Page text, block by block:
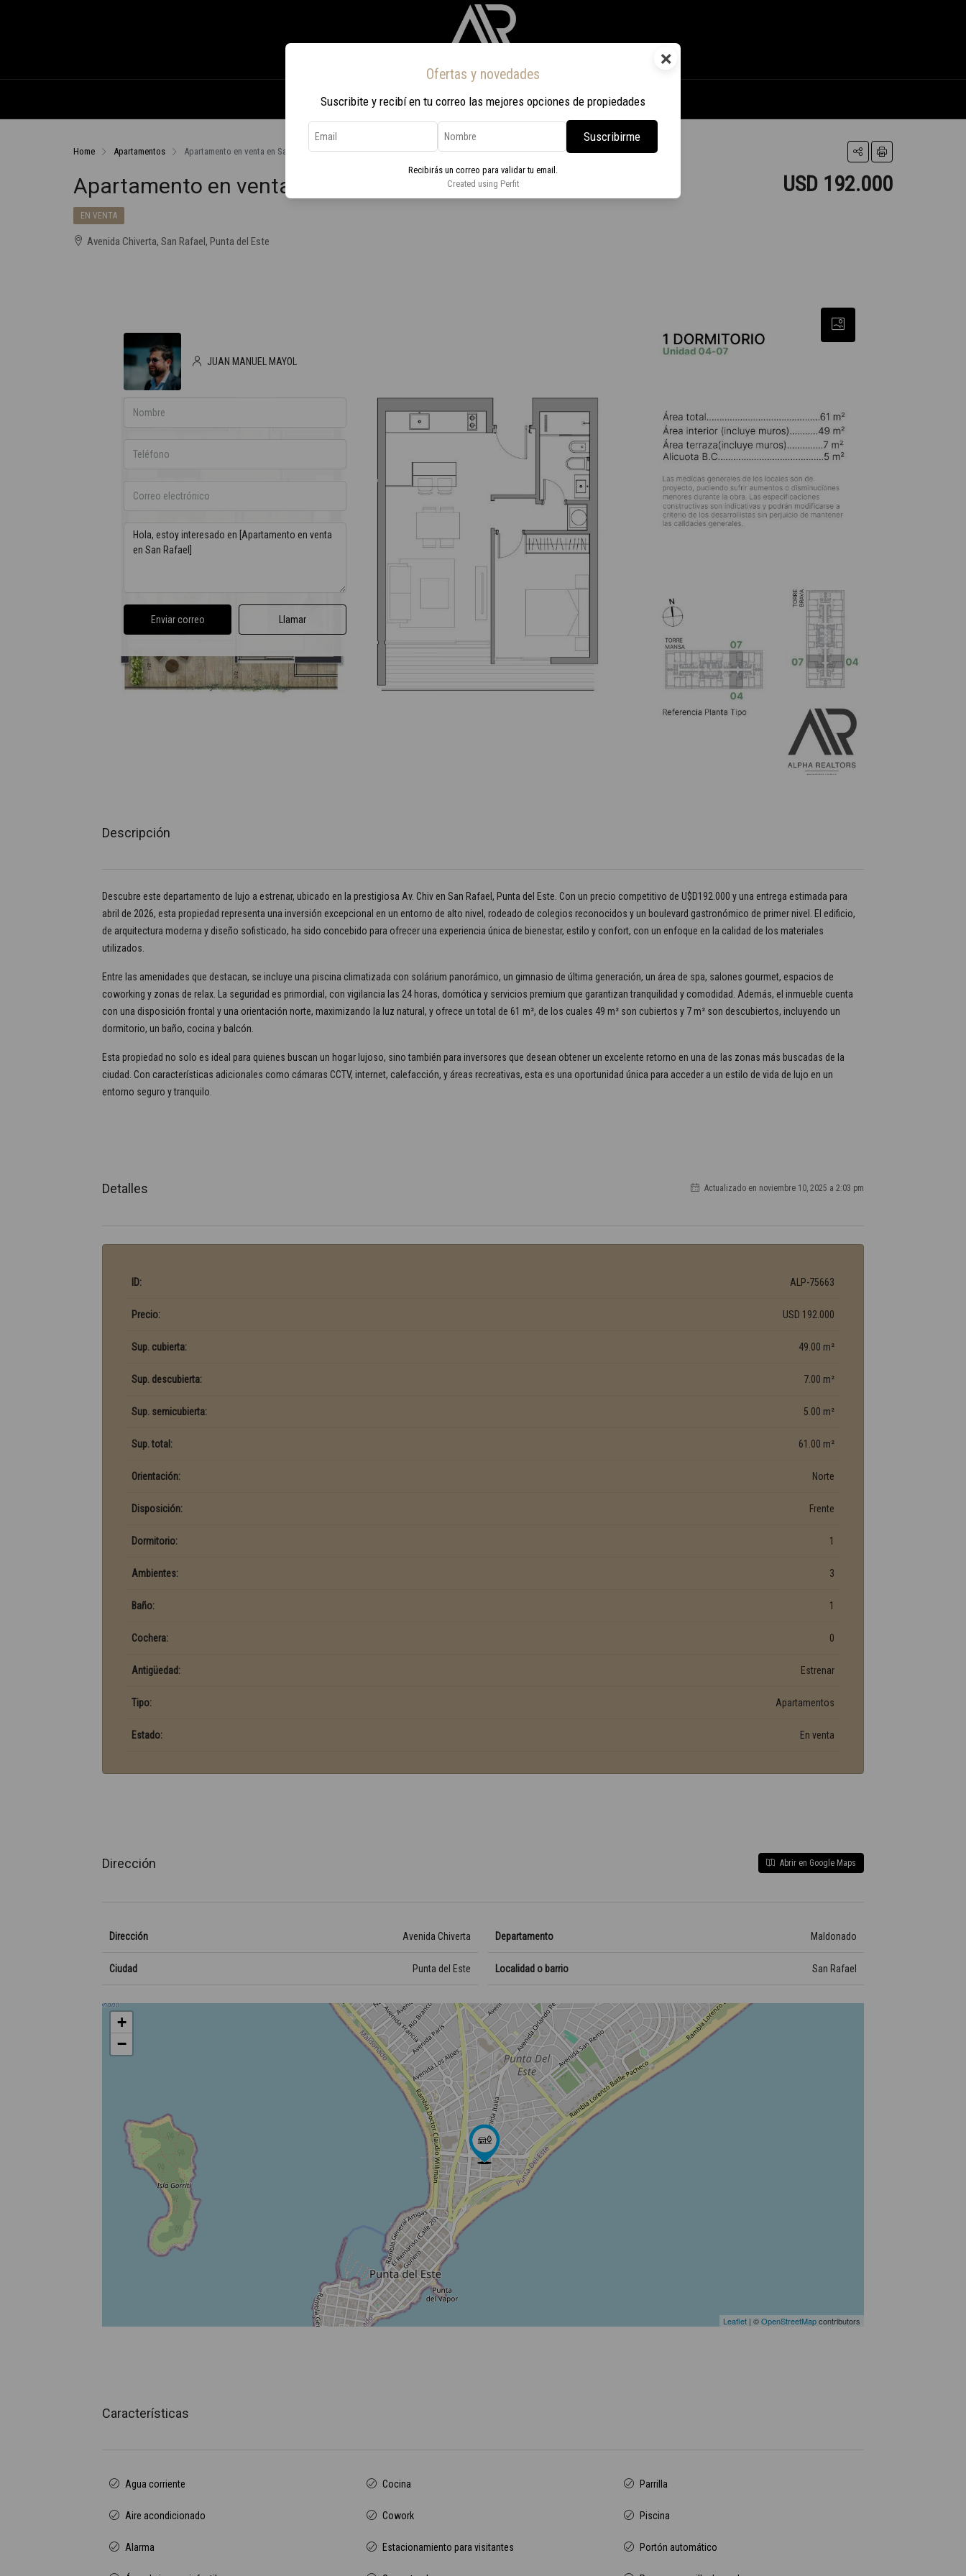
×
Ofertas y novedades
Suscribite y recibí en tu correo las mejores opciones de propiedades
Suscribirme
Recibirás un correo para validar tu email.
Created using Perfit
Inicio Propiedades Nosotros Contacto Viaje a Rio 2026
Home Apartamentos Apartamento en venta en San Rafael
Apartamento en venta en San Rafael USD 192.000
EN VENTA
Avenida Chiverta, San Rafael, Punta del Este
JUAN MANUEL MAYOL
Enviar correo Llamar
Descripción
Descubre este departamento de lujo a estrenar, ubicado en la prestigiosa Av. Chiv en San Rafael, Punta del Este. Con un precio competitivo de U$D192.000 y una entrega estimada para
abril de 2026, esta propiedad representa una inversión excepcional en un entorno de alto nivel, rodeado de colegios reconocidos y un boulevard gastronómico de primer nivel. El edificio,
de arquitectura moderna y diseño sofisticado, ha sido concebido para ofrecer una experiencia única de bienestar, estilo y confort, con un enfoque en la calidad de los materiales
utilizados.
Entre las amenidades que destacan, se incluye una piscina climatizada con solárium panorámico, un gimnasio de última generación, un área de spa, salones gourmet, espacios de
coworking y zonas de relax. La seguridad es primordial, con vigilancia las 24 horas, domótica y servicios premium que garantizan tranquilidad y comodidad. Además, el inmueble cuenta
con una disposición frontal y una orientación norte, maximizando la luz natural, y ofrece un total de 61 m², de los cuales 49 m² son cubiertos y 7 m² son descubiertos, incluyendo un
dormitorio, un baño, cocina y balcón.
Esta propiedad no solo es ideal para quienes buscan un hogar lujoso, sino también para inversores que desean obtener un excelente retorno en una de las zonas más buscadas de la
ciudad. Con características adicionales como cámaras CCTV, internet, calefacción, y áreas recreativas, esta es una oportunidad única para acceder a un estilo de vida de lujo en un
entorno seguro y tranquilo.
Detalles Actualizado en noviembre 10, 2025 a 2:03 pm
ID: ALP-75663
Precio: USD 192.000
Sup. cubierta: 49.00 m²
Sup. descubierta: 7.00 m²
Sup. semicubierta: 5.00 m²
Sup. total: 61.00 m²
Orientación: Norte
Disposición: Frente
Dormitorio: 1
Ambientes: 3
Baño: 1
Cochera: 0
Antigüedad: Estrenar
Tipo: Apartamentos
Estado: En venta
Dirección Abrir en Google Maps
Dirección Avenida Chiverta
Ciudad Punta del Este
Departamento Maldonado
Localidad o barrio San Rafael
+
−
Leaflet | ©OpenStreetMapcontributors
Características
Agua corriente
Aire acondicionado
Alarma
Cocina
Cowork
Estacionamiento para visitantes
Parrilla
Piscina
Portón automático